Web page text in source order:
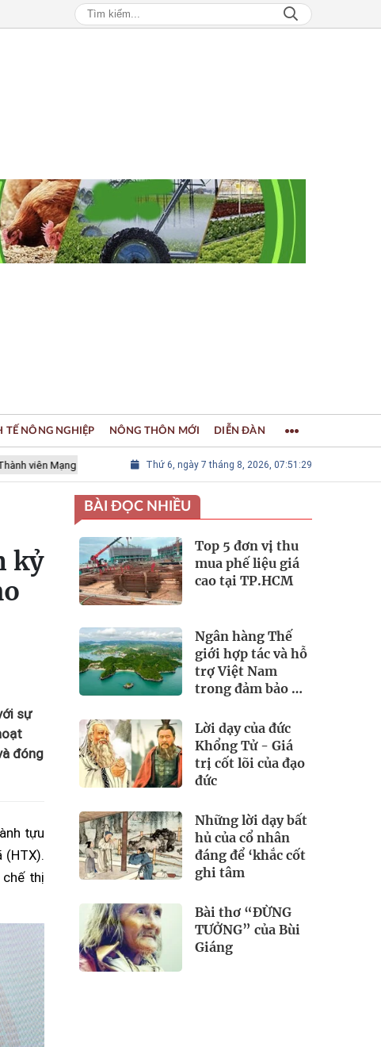
Mạng lưới các Thành phố Thủ công sáng tạo Thế giới LÀNG NGHỀ
Thứ 6, ngày 7 tháng 8, 2026, 07:51:31
TẾ NÔNG NGHIỆP NÔNG THÔN MỚI DIỄN ĐÀN
kỷ
sự
đóng
tựu
(HTX).
thị
BÀI ĐỌC NHIỀU
Top 5 đơn vị thu
mua phế liệu giá
cao tại TP.HCM
Ngân hàng Thế
giới hợp tác và hỗ
trợ Việt Nam
trong đảm bảo an
Lời dạy của đức
Khổng Tử - Giá
trị cốt lõi của đạo
đức
Những lời dạy bất
hủ của cổ nhân
đáng để ‘khắc cốt
ghi tâm
Bài thơ “ĐỪNG
TƯỞNG” của Bùi
Giáng